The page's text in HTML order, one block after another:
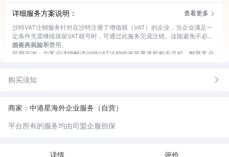
详细服务方案说明：
查看更多
沙特VAT注销服务针对在沙特注册了增值税（VAT）的企业，当企业满足一
定条件无需继续保留VAT税号时，可通过此服务完成注销。这能避免不必要
的税务风险和费用。
服务内容如下：
前期咨询：为客户详细解读沙特VAT注销的政策要求和相关流程，解答客户
齐全合规。
沟通协调：与税务部门保持密切沟通，及时处理注销过程中出现的问题和反
结果反馈：在注销完成后，第一时间将结果反馈给客户，并提供相关证明文
件。
购买须知
商家：中港星海外企业服务（自营）
平台所有的服务均由司盟企服担保
详情 评价